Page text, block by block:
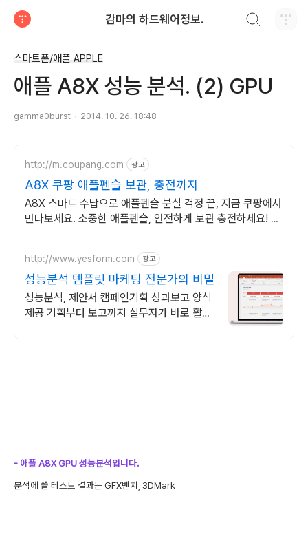
감마의 하드웨어정보.
스마트폰/애플 APPLE
애플 A8X 성능 분석. (2) GPU
gamma0burst 2014. 10. 26. 18:48
http://m.coupang.com 광고
A8X 쿠팡 애플펜슬 보관, 충전까지
A8X 스마트 수납으로 애플펜슬 분실 걱정 끝, 지금 쿠팡에서
만나보세요. 소중한 애플펜슬, 안전하게 보관 충전하세요! 와
http://www.yesform.com 광고
성능분석 템플릿 마케팅 전문가의 비밀
성능분석, 제안서 캠페인기획 성과보고 양식
제공 기획부터 보고까지 실무자가 바로 활용
- 애플 A8X GPU 성능분석입니다.
분석에 쓸 테스트 결과는 GFX벤치, 3DMark